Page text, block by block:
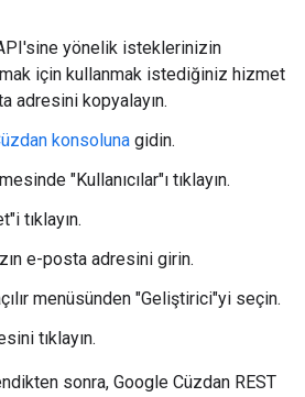
yönelik isteklerinizin
için kullanmak istediğiniz hizmet
adresini kopyalayın.
konsoluna gidin.
"Kullanıcılar"ı tıklayın.
tıklayın.
e-posta adresini girin.
menüsünden "Geliştirici"yi seçin.
tıklayın.
sonra, Google Cüzdan REST